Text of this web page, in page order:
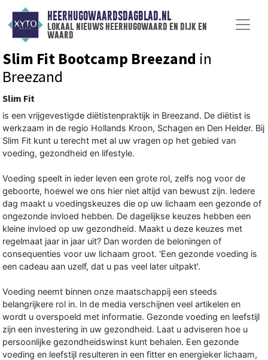
HEERHUGOWAARDSDAGBLAD.NL
lokaal nieuws heerhugowaard en dijk en
waard
Slim Fit Bootcamp Breezand in
Breezand
Slim Fit
is een vrijgevestigde diëtistenpraktijk in Breezand. De diëtist is
werkzaam in de regio Hollands Kroon, Schagen en Den Helder. Bij
Slim Fit kunt u terecht met al uw vragen op het gebied van
voeding, gezondheid en lifestyle.
Voeding speelt in ieder leven een grote rol, zelfs nog voor de
geboorte, hoewel we ons hier niet altijd van bewust zijn. Iedere
dag maakt u voedingskeuzes die op uw lichaam een gezonde of
ongezonde invloed hebben. De dagelijkse keuzes hebben een
kleine invloed op uw gezondheid. Maakt u deze keuzes met
regelmaat jaar in jaar uit? Dan worden de beloningen of
consequenties voor uw lichaam groot. 'Een gezonde voeding is
een cadeau aan uzelf, dat u pas veel later uitpakt'.
Voeding neemt binnen onze maatschappij een steeds
belangrijkere rol in. In de media verschijnen veel artikelen en
wordt u overspoeld met informatie. Gezonde voeding en leefstijl
zijn een investering in uw gezondheid. Laat u adviseren hoe u
persoonlijke gezondheidswinst kunt behalen. Een gezonde
voeding en leefstijl resulteren in een fitter en energieker lichaam,